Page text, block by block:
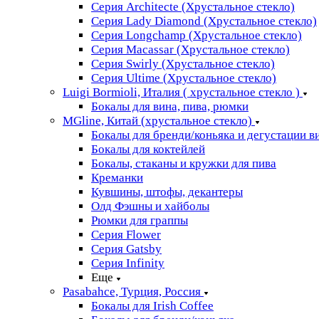
Серия Architecte (Хрустальное стекло)
Серия Lady Diamond (Хрустальное стекло)
Серия Longchamp (Хрустальное стекло)
Серия Macassar (Хрустальное стекло)
Серия Swirly (Хрустальное стекло)
Серия Ultime (Хрустальное стекло)
Luigi Bormioli, Италия ( хрустальное стекло )
Бокалы для вина, пива, рюмки
MGline, Китай (хрустальное стекло)
Бокалы для бренди/коньяка и дегустации
Бокалы для коктейлей
Бокалы, стаканы и кружки для пива
Креманки
Кувшины, штофы, декантеры
Олд Фэшны и хайболы
Рюмки для граппы
Серия Flower
Серия Gatsby
Серия Infinity
Еще
Pasabahce, Турция, Россия
Бокалы для Irish Coffee